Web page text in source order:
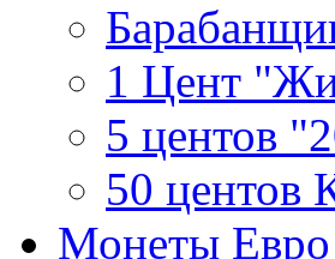
1 Цент
5 центов
50 центов
Монеты Евро